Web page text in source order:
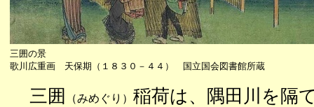
三囲の景
歌川広重画 天保期（１８３０－４４） 国立国会図書館所蔵
三囲 （みめぐり） 稲荷は、隅田川を隔